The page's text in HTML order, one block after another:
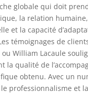
globale qui doit
la relation humaine,
et la capacité
témoignages de
ou William Lacaule
la qualité de
obtenu. Avec un
professionnalisme et